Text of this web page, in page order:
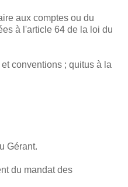
aux comptes ou du
à l'article 64 de la loi du
conventions ; quitus à la
Gérant.
du mandat des